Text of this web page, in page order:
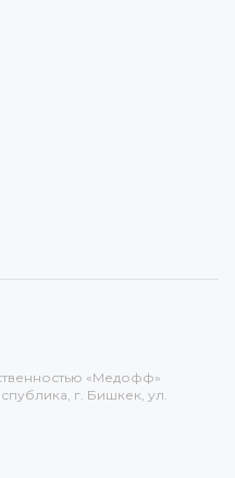
«Медофф»
г. Бишкек, ул.